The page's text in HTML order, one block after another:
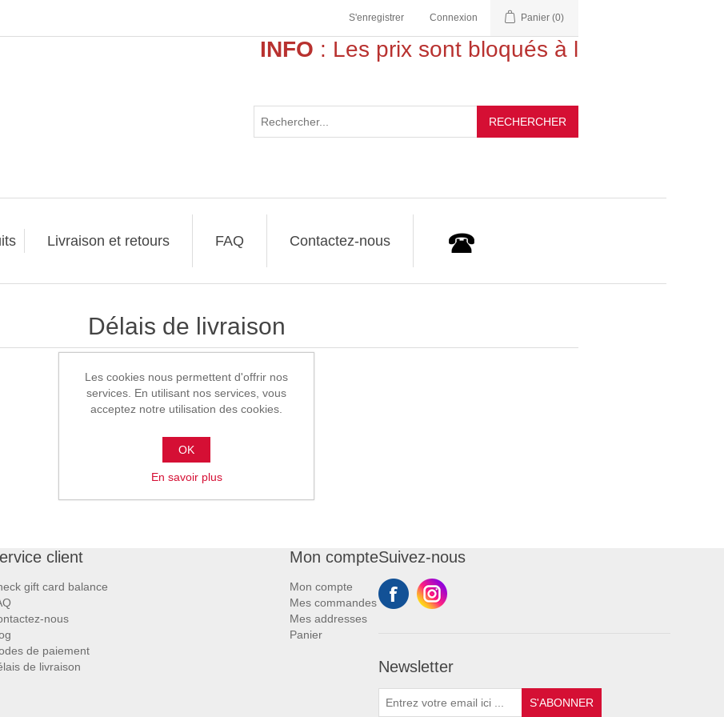
S'enregistrer Connexion Panier (0)
INFO: Les prix sont bloqués à la commande !
RECHERCHER
Livraison et retours FAQ Contactez-nous Appelez-nous
Délais de livraison
client
gift card balance
nous
de paiement
de livraison
Mon compte
Mon compte
Mes commandes
Mes addresses
Panier
Suivez-nous
Newsletter
S'ABONNER
Les cookies nous permettent d'offrir nos
services. En utilisant nos services, vous
acceptez notre utilisation des cookies.
OK
En savoir plus